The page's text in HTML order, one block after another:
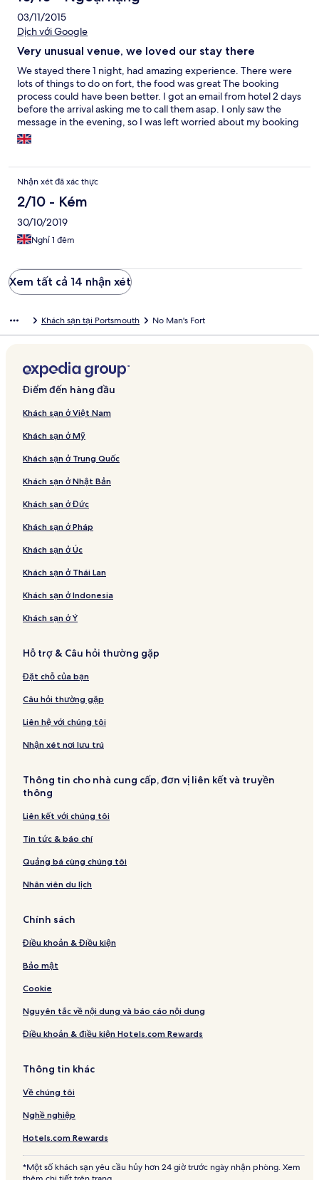
03/11/2015
Dịch với Google
Very unusual venue, we loved our stay there
We stayed there 1 night, had amazing experience. There were
lots of things to do on fort, the food was great The booking
process could have been better. I got an email from hotel 2 days
before the arrival asking me to call them asap. I only saw the
message in the evening, so I was left worried about my booking
till next day. Then, when I called, I was said that my payment
didn't go through. But in fact I paid for the room 1.5 month in
Nhận xét đã xác thực
2/10 - Kém
30/10/2019
Nghỉ 1 đêm
Xem tất cả 14 nhận xét
Khách sạn tại Portsmouth No Man's Fort
Điểm đến hàng đầu
Khách sạn ở Việt Nam
Khách sạn ở Mỹ
Khách sạn ở Trung Quốc
Khách sạn ở Nhật Bản
Khách sạn ở Đức
Khách sạn ở Pháp
Khách sạn ở Úc
Khách sạn ở Thái Lan
Khách sạn ở Indonesia
Khách sạn ở Ý
Hỗ trợ & Câu hỏi thường gặp
Đặt chỗ của bạn
Câu hỏi thường gặp
Liên hệ với chúng tôi
Nhận xét nơi lưu trú
Thông tin cho nhà cung cấp, đơn vị liên kết và truyền
thông
Liên kết với chúng tôi
Tin tức & báo chí
Quảng bá cùng chúng tôi
Nhân viên du lịch
Chính sách
Điều khoản & Điều kiện
Bảo mật
Cookie
Nguyên tắc về nội dung và báo cáo nội dung
Điều khoản & điều kiện Hotels.com Rewards
Thông tin khác
Về chúng tôi
Nghề nghiệp
Hotels.com Rewards
*Một số khách sạn yêu cầu hủy hơn 24 giờ trước ngày nhận phòng. Xem